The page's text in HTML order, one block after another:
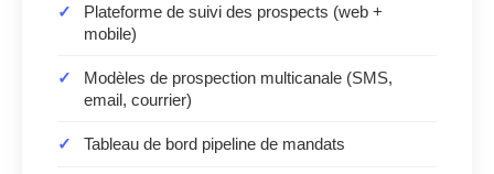
Plateforme de suivi des prospects (web +
mobile)
Modèles de prospection multicanale (SMS,
email, courrier)
Tableau de bord pipeline de mandats